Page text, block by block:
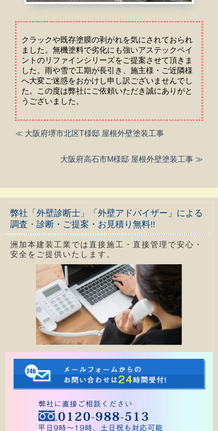
クラックや既存塗膜の剥がれを気にされておられ
ました。無機塗料で劣化にも強いアステックペイ
ントのリファインシリーズをご提案させて頂きま
した。雨や雪で工期が長引き、施主様・ご近隣様
へ大変ご迷惑をおかけし申し訳ございませんでし
た。この度は弊社にご依頼いただき誠にありがと
うございました。
≪ 大阪府堺市北区T様邸 屋根外壁塗装工事
大阪府高石市M様邸 屋根外壁塗装工事 ≫
弊社「外壁診断士」「外壁アドバイザー」による
調査・診断・ご提案・お見積り無料!!
洲加本建装工業では直接施工・直接管理で安心・
安全をご提供いたします。